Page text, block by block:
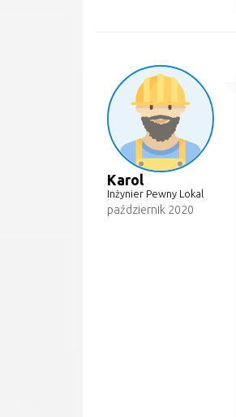
Karol
Inżynier Pewny Lokal
październik 2020